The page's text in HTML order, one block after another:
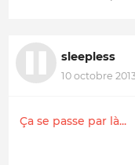
sleepless
10 octobre
Ça se passe par là...